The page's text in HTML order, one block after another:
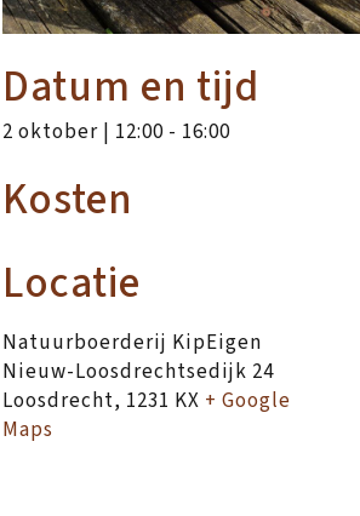
Datum en tijd
2 oktober | 12:00 - 16:00
Kosten
Locatie
Natuurboerderij KipEigen
Nieuw-Loosdrechtsedijk 24
Loosdrecht, 1231 KX + Google
Maps